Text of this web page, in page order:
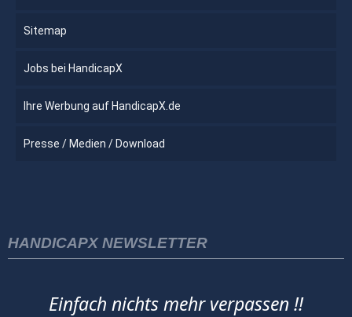
Sitemap
Jobs bei HandicapX
Ihre Werbung auf HandicapX.de
Presse / Medien / Download
HANDICAPX NEWSLETTER
Einfach nichts mehr verpassen !!